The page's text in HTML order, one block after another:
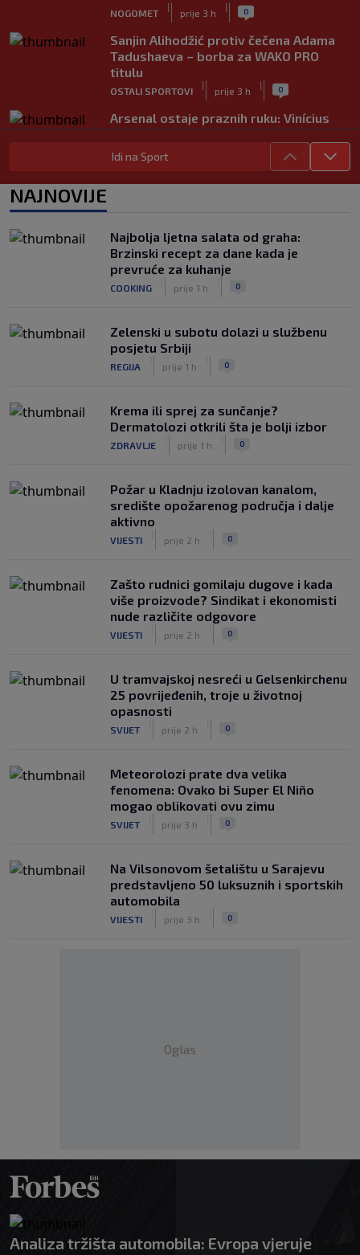
NOGOMET
|
prije 3 h
| 0
Sanjin Alihodžić protiv čečena Adama
Tadushaeva – borba za WAKO PRO
titulu
OSTALI SPORTOVI
|
prije 3 h
| 0
Arsenal ostaje praznih ruku: Vinícius
Júnior i Real Madrid postigli dogovor
NOGOMET
NOGOMET
| | 0
Izvinjenje s elementima prijetnje i
„gomila slabića“ u UEFA-i
Idi na Sport
NAJNOVIJE
Najbolja ljetna salata od graha:
Brzinski recept za dane kada je
prevruće za kuhanje
COOKING prije 1 h 0
Zelenski u subotu dolazi u službenu
posjetu Srbiji
REGIJA prije 1 h 0
Krema ili sprej za sunčanje?
Dermatolozi otkrili šta je bolji izbor
ZDRAVLJE prije 1 h 0
Požar u Kladnju izolovan kanalom,
središte opožarenog područja i dalje
aktivno
VIJESTI prije 2 h 0
Zašto rudnici gomilaju dugove i kada
više proizvode? Sindikat i ekonomisti
nude različite odgovore
VIJESTI prije 2 h 0
U tramvajskoj nesreći u Gelsenkirchenu
25 povrijeđenih, troje u životnoj
opasnosti
SVIJET prije 2 h 0
Meteorolozi prate dva velika
fenomena: Ovako bi Super El Niño
mogao oblikovati ovu zimu
SVIJET prije 3 h 0
Na Vilsonovom šetalištu u Sarajevu
predstavljeno 50 luksuznih i sportskih
automobila
VIJESTI prije 3 h 0
Oglas
Analiza tržišta automobila: Evropa vjeruje